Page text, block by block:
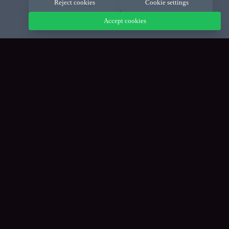
Reject cookies Cookie settings
Accept cookies